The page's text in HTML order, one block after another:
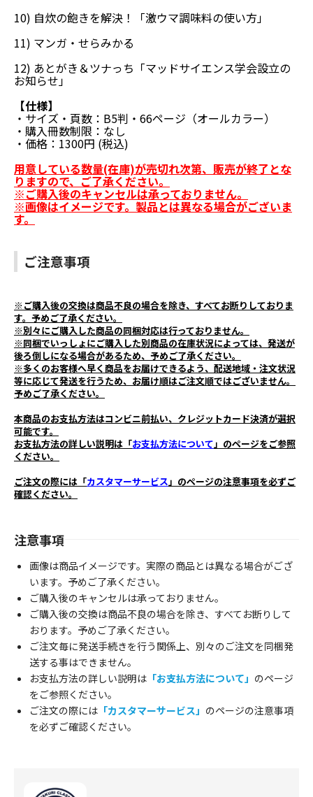
10) 自炊の飽きを解決！「激ウマ調味料の使い方」
11) マンガ・せらみかる
12) あとがき＆ツナっち「マッドサイエンス学会設立の
お知らせ」
【仕様】
・サイズ・頁数：B5判・66ページ（オールカラー）
・購入冊数制限：なし
・価格：1300円 (税込)
用意している数量(在庫)が売切れ次第、販売が終了とな
りますので、ご了承ください。
※ご購入後のキャンセルは承っておりません。
※画像はイメージです。製品とは異なる場合がございま
す。
ご注意事項
※ご購入後の交換は商品不良の場合を除き、すべてお断りしておりま
す。予めご了承ください。
※別々にご購入した商品の同梱対応は行っておりません。
※同梱でいっしょにご購入した別商品の在庫状況によっては、発送が
後ろ倒しになる場合があるため、予めご了承ください。
※多くのお客様へ早く商品をお届けできるよう、配送地域・注文状況
等に応じて発送を行うため、お届け順はご注文順ではございません。
予めご了承ください。
本商品のお支払方法はコンビニ前払い、クレジットカード決済が選択
可能です。
お支払方法の詳しい説明は「お支払方法について 」のページをご参照
ください。
ご注文の際には「カスタマーサービス 」のページの注意事項を必ずご
確認ください。
注意事項
画像は商品イメージです。実際の商品とは異なる場合がござ
います。予めご了承ください。
ご購入後のキャンセルは承っておりません。
ご購入後の交換は商品不良の場合を除き、すべてお断りして
おります。予めご了承ください。
ご注文毎に発送手続きを行う関係上、別々のご注文を同梱発
送する事はできません。
お支払方法の詳しい説明は 「お支払方法について」 のページ
をご参照ください。
ご注文の際には 「カスタマーサービス」 のページの注意事項
を必ずご確認ください。